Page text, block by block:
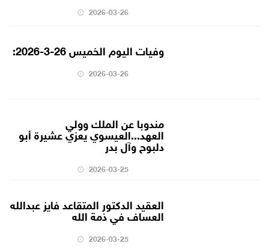
2026-03-26
وفيات اليوم الخميس 26-3-2026:
2026-03-26
مندوبا عن الملك وولي
العهد...العيسوي يعزي عشيرة أبو
دلبوح وآل بدر
2026-03-25
العقيد الدكتور المتقاعد فايز عبدالله
العساف في ذمة الله
2026-03-25